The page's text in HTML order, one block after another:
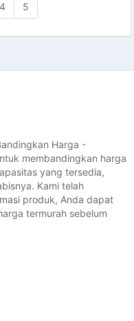
4 5
Harga -
membandingkan harga
yang tersedia,
Kami telah
produk, Anda dapat
termurah sebelum